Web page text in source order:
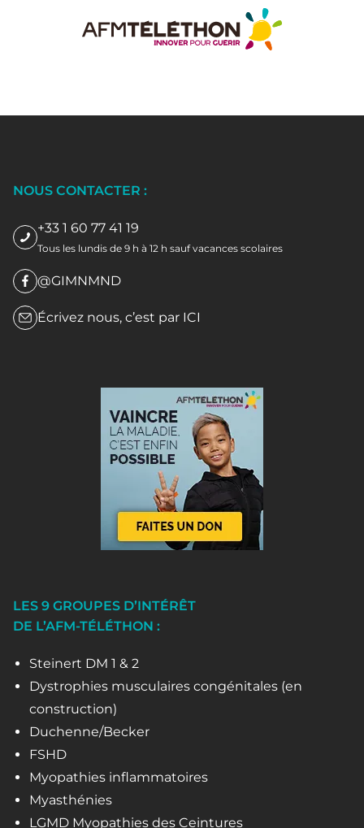
NOUS CONTACTER :
+33 1 60 77 41 19
Tous les lundis de 9 h à 12 h sauf vacances scolaires
@GIMNMND
Écrivez nous, c’est par ICI
LES 9 GROUPES D’INTÉRÊT
DE L’AFM-TÉLÉTHON :
Steinert DM 1 & 2
Dystrophies musculaires congénitales (en
construction)
Duchenne/Becker
FSHD
Myopathies inflammatoires
Myasthénies
LGMD Myopathies des Ceintures